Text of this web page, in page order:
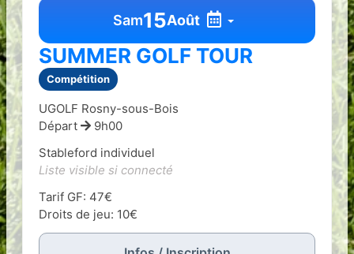
Sam15Août
SUMMER GOLF TOUR
Compétition
UGOLF Rosny-sous-Bois
Départ
9h00
Stableford individuel
Liste visible si connecté
Tarif GF: 47€
Droits de jeu: 10€